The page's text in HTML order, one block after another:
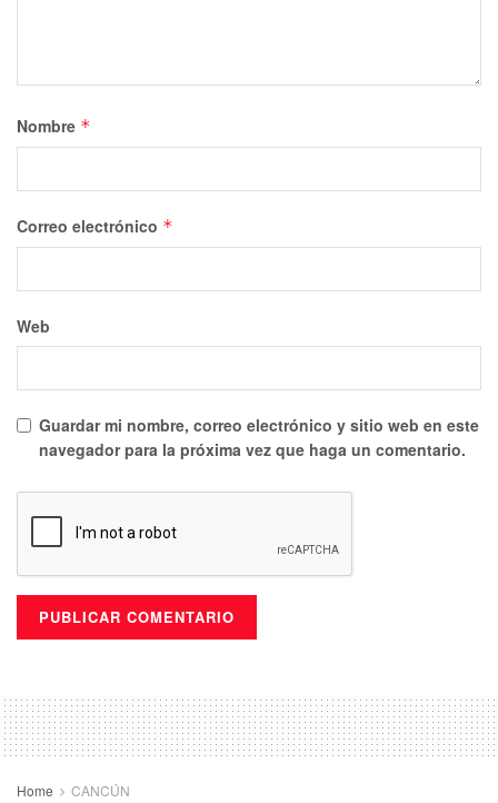
Nombre *
Correo electrónico *
Web
Guardar mi nombre, correo electrónico y sitio web en este
navegador para la próxima vez que haga un comentario.
Home CANCÚN